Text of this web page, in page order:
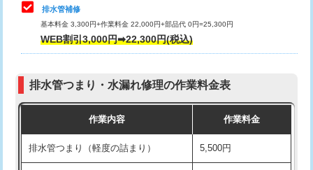
モルタル補修（厚さ10㎝まで）
モルタル補修（厚さ10㎝超え）
追加人工 16,500円
現場見積
※給水管工事は20mmまでの価格です。
式・ワンホール）)
交換・取付(排水栓・排水トラップ
交換・取付（その他部品） 11,000円+材料費
持込商品取付（単水栓） 13,200円
持込商品取付（混合水栓） 16,500円
持込商品取付（浄水器・分岐水栓） 16,500円
排水管補修
基本料金 3,300円+作業料金 22,000円+部品代 0円=25,300円
WEB割引3,000円➡22,300円(税込)
排水管つまり・水漏れ修理の作業料金表
作業内容 作業料金
排水管つまり（軽度の詰まり） 5,500円